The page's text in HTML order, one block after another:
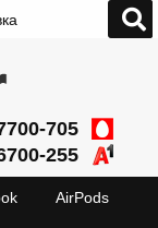
705
255
AirPods